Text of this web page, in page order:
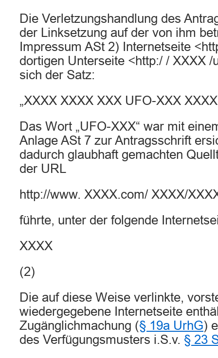
Die Verletzungshandlung des
der Linksetzung auf der von ihm
Impressum ASt 2) Internetseite
dortigen Unterseite <http:/ / XXXX /
sich der Satz:
„XXXX XXXX XXX UFO-XXX
Das Wort „UFO-XXX“ war mit
Anlage ASt 7 zur Antragsschrift
dadurch glaubhaft gemachten
der URL
http://www. XXXX.com/ XXXX/
führte, unter der folgende
XXXX
(2)
Die auf diese Weise verlinkte,
wiedergegebene Internetseite
Zugänglichmachung (§ 19a UrhG)
des Verfügungsmusters i.S.v. § 23